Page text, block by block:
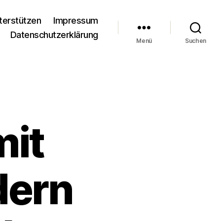
Impressum
Datenschutzerklärung
Menü Suchen